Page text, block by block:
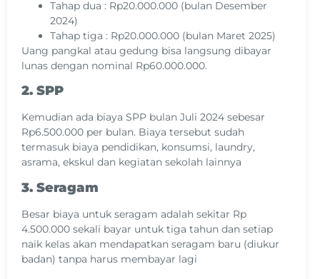
Tahap dua : Rp20.000.000 (bulan Desember
2024)
Tahap tiga : Rp20.000.000 (bulan Maret 2025)
Uang pangkal atau gedung bisa langsung dibayar
lunas dengan nominal Rp60.000.000.
2. SPP
Kemudian ada biaya SPP bulan Juli 2024 sebesar
Rp6.500.000 per bulan. Biaya tersebut sudah
termasuk biaya pendidikan, konsumsi, laundry,
asrama, ekskul dan kegiatan sekolah lainnya
3. Seragam
Besar biaya untuk seragam adalah sekitar Rp
4.500.000 sekali bayar untuk tiga tahun dan setiap
naik kelas akan mendapatkan seragam baru (diukur
badan) tanpa harus membayar lagi